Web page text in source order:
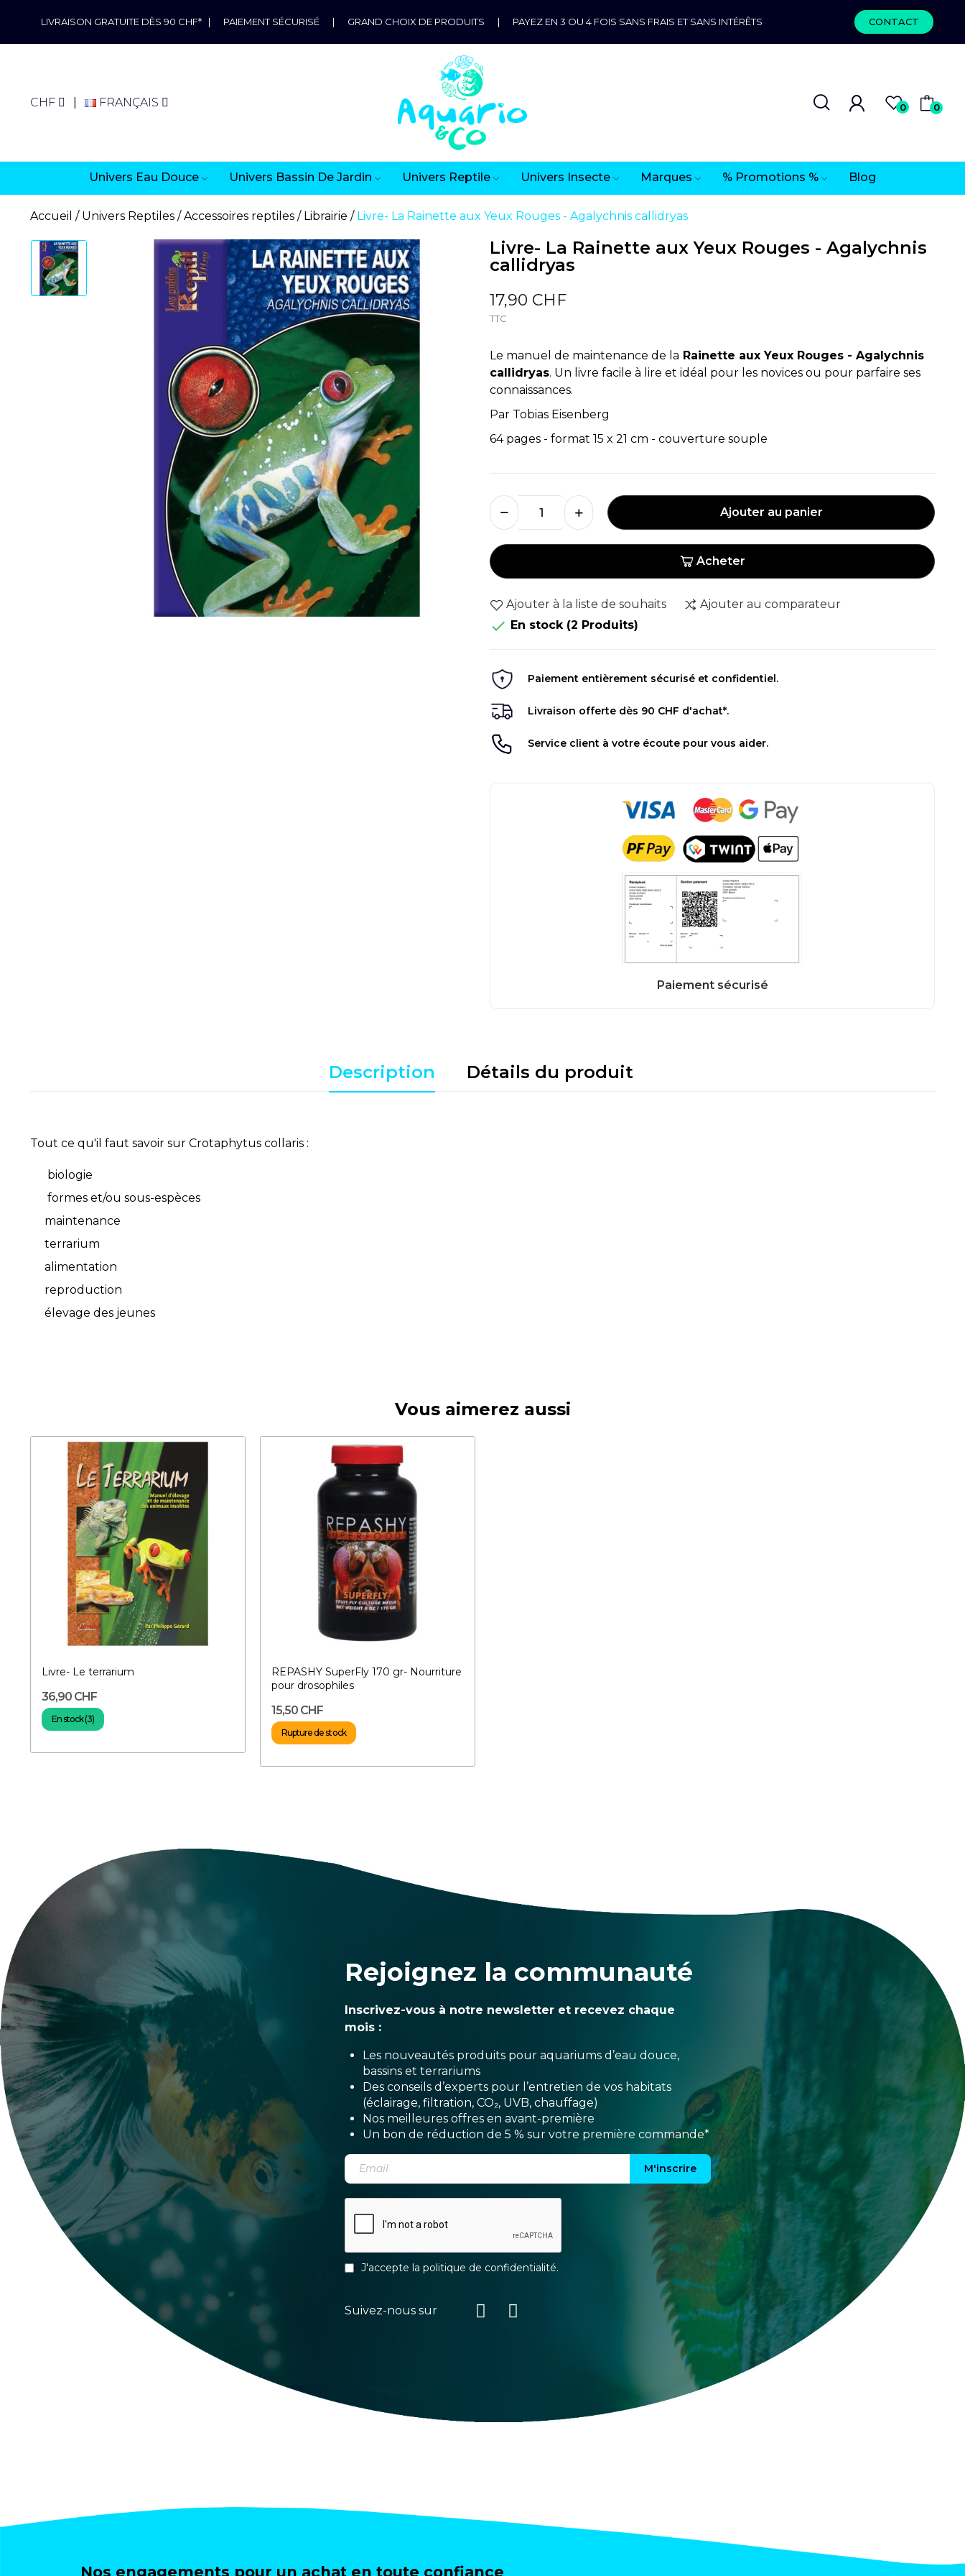
LIVRAISON GRATUITE DÈS 90 CHF* | PAIEMENT SÉCURISÉ | GRAND CHOIX DE PRODUITS | PAYEZ EN 3 OU 4 FOIS SANS FRAIS ET SANS INTÉRÊTS CONTACT
CHF FRANÇAIS 0 0
Univers Eau Douce Univers Bassin De Jardin Univers Reptile Univers Insecte Marques % Promotions % Blog
Accueil Univers Reptiles Accessoires reptiles Librairie Livre- La Rainette aux Yeux Rouges - Agalychnis callidryas
Livre- La Rainette aux Yeux Rouges - Agalychnis
callidryas
17,90 CHF
TTC
Le manuel de maintenance de la Rainette aux Yeux Rouges - Agalychnis
callidryas. Un livre facile à lire et idéal pour les novices ou pour parfaire ses
connaissances.
Par Tobias Eisenberg
64 pages - format 15 x 21 cm - couverture souple
Ajouter au panier
Acheter
Ajouter à la liste de souhaits Ajouter au comparateur
 En stock (2 Produits)
Paiement entièrement sécurisé et confidentiel.
Livraison offerte dès 90 CHF d'achat*.
Service client à votre écoute pour vous aider.
Description Détails du produit
Tout ce qu'il faut savoir sur Crotaphytus collaris :
biologie
formes et/ou sous-espèces
maintenance
terrarium
alimentation
reproduction
élevage des jeunes
Vous aimerez aussi
Livre- Le terrarium
36,90 CHF
En stock (3)
REPASHY SuperFly 170 gr- Nourriture
pour drosophiles
15,50 CHF
Rupture de stock
Rejoignez la communauté
Inscrivez-vous à notre newsletter et recevez chaque
mois :
Les nouveautés produits pour aquariums d’eau douce,
bassins et terrariums
Des conseils d’experts pour l’entretien de vos habitats
(éclairage, filtration, CO₂, UVB, chauffage)
Nos meilleures offres en avant-première
Un bon de réduction de 5 % sur votre première commande*
M'inscrire
J'accepte la politique de confidentialité.
Suivez-nous sur
Nos engagements pour un achat en toute confiance